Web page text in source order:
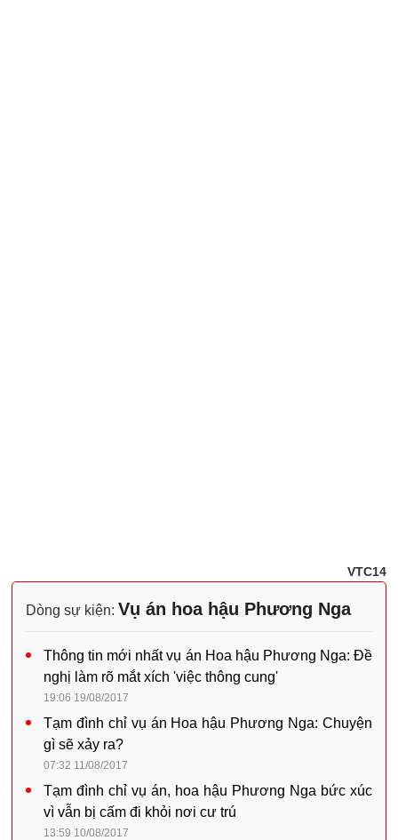
VTC14
Dòng sự kiện: Vụ án hoa hậu Phương Nga
Thông tin mới nhất vụ án Hoa hậu Phương Nga: Đề
nghị làm rõ mắt xích 'việc thông cung'
19:06 19/08/2017
Tạm đình chỉ vụ án Hoa hậu Phương Nga: Chuyện
gì sẽ xảy ra?
07:32 11/08/2017
Tạm đình chỉ vụ án, hoa hậu Phương Nga bức xúc
vì vẫn bị cấm đi khỏi nơi cư trú
13:59 10/08/2017